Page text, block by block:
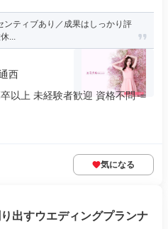
ンティブあり／成果はしっかり評
...
西
以上 未経験者歓迎 資格不問 ＝
気になる
出すウエディングプランナ